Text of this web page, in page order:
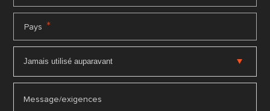
Pays *
Message/exigences